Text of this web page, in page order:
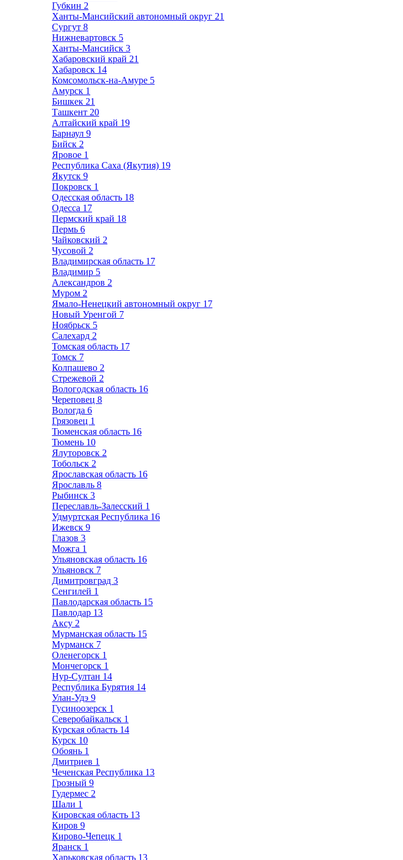
Губкин 2
Ханты-Мансийский автономный округ 21
Сургут 8
Нижневартовск 5
Ханты-Мансийск 3
Хабаровский край 21
Хабаровск 14
Комсомольск-на-Амуре 5
Амурск 1
Бишкек 21
Ташкент 20
Алтайский край 19
Барнаул 9
Бийск 2
Яровое 1
Республика Саха (Якутия) 19
Якутск 9
Покровск 1
Одесская область 18
Одесса 17
Пермский край 18
Пермь 6
Чайковский 2
Чусовой 2
Владимирская область 17
Владимир 5
Александров 2
Муром 2
Ямало-Ненецкий автономный округ 17
Новый Уренгой 7
Ноябрьск 5
Салехард 2
Томская область 17
Томск 7
Колпашево 2
Стрежевой 2
Вологодская область 16
Череповец 8
Вологда 6
Грязовец 1
Тюменская область 16
Тюмень 10
Ялуторовск 2
Тобольск 2
Ярославская область 16
Ярославль 8
Рыбинск 3
Переславль-Залесский 1
Удмуртская Республика 16
Ижевск 9
Глазов 3
Можга 1
Ульяновская область 16
Ульяновск 7
Димитровград 3
Сенгилей 1
Павлодарская область 15
Павлодар 13
Аксу 2
Мурманская область 15
Мурманск 7
Оленегорск 1
Мончегорск 1
Нур-Султан 14
Республика Бурятия 14
Улан-Удэ 9
Гусиноозерск 1
Северобайкальск 1
Курская область 14
Курск 10
Обоянь 1
Дмитриев 1
Чеченская Республика 13
Грозный 9
Гудермес 2
Шали 1
Кировская область 13
Киров 9
Кирово-Чепецк 1
Яранск 1
Харьковская область 13